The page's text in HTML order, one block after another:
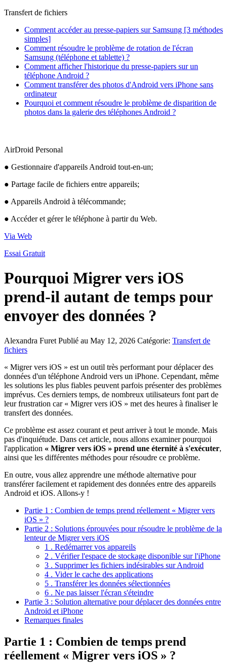
Transfert de fichiers
Comment accéder au presse-papiers sur Samsung [3 méthodes
simples]
Comment résoudre le problème de rotation de l'écran
Samsung (téléphone et tablette) ?
Comment afficher l'historique du presse-papiers sur un
téléphone Android ?
Comment transférer des photos d'Android vers iPhone sans
ordinateur
Pourquoi et comment résoudre le problème de disparition de
photos dans la galerie des téléphones Android ?
AirDroid Personal
● Gestionnaire d'appareils Android tout-en-un;
● Partage facile de fichiers entre appareils;
● Appareils Android à télécommande;
● Accéder et gérer le téléphone à partir du Web.
Via Web
Essai Gratuit
Pourquoi Migrer vers iOS
prend-il autant de temps pour
envoyer des données ?
Alexandra Furet Publié au May 12, 2026 Catégorie: Transfert de
fichiers
« Migrer vers iOS » est un outil très performant pour déplacer des
données d'un téléphone Android vers un iPhone. Cependant, même
les solutions les plus fiables peuvent parfois présenter des problèmes
imprévus. Ces derniers temps, de nombreux utilisateurs font part de
leur frustration car « Migrer vers iOS » met des heures à finaliser le
transfert des données.
Ce problème est assez courant et peut arriver à tout le monde. Mais
pas d'inquiétude. Dans cet article, nous allons examiner pourquoi
l'application « Migrer vers iOS » prend une éternité à s'exécuter,
ainsi que les différentes méthodes pour résoudre ce problème.
En outre, vous allez apprendre une méthode alternative pour
transférer facilement et rapidement des données entre des appareils
Android et iOS. Allons-y !
Partie 1 : Combien de temps prend réellement « Migrer vers
iOS » ?
Partie 2 : Solutions éprouvées pour résoudre le problème de la
lenteur de Migrer vers iOS
1 . Redémarrer vos appareils
2 . Vérifier l'espace de stockage disponible sur l'iPhone
3 . Supprimer les fichiers indésirables sur Android
4 . Vider le cache des applications
5 . Transférer les données sélectionnées
6 . Ne pas laisser l'écran s'éteindre
Partie 3 : Solution alternative pour déplacer des données entre
Android et iPhone
Remarques finales
Partie 1 : Combien de temps prend
réellement « Migrer vers iOS » ?